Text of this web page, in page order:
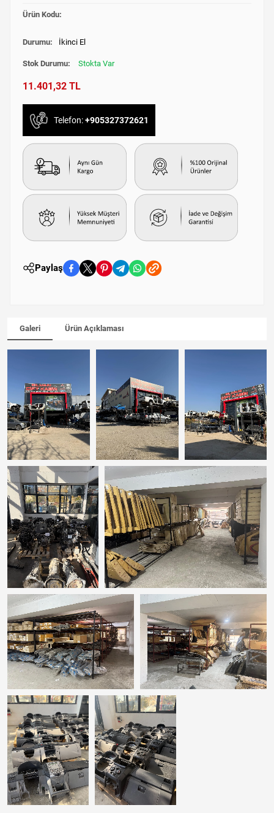
Ürün Kodu:
Durumu: İkinci El
Stok Durumu: Stokta Var
11.401,32 TL
Telefon:+905327372621
Paylaş
Galeri Ürün Açıklaması